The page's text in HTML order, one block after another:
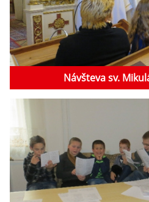
Návšteva sv.